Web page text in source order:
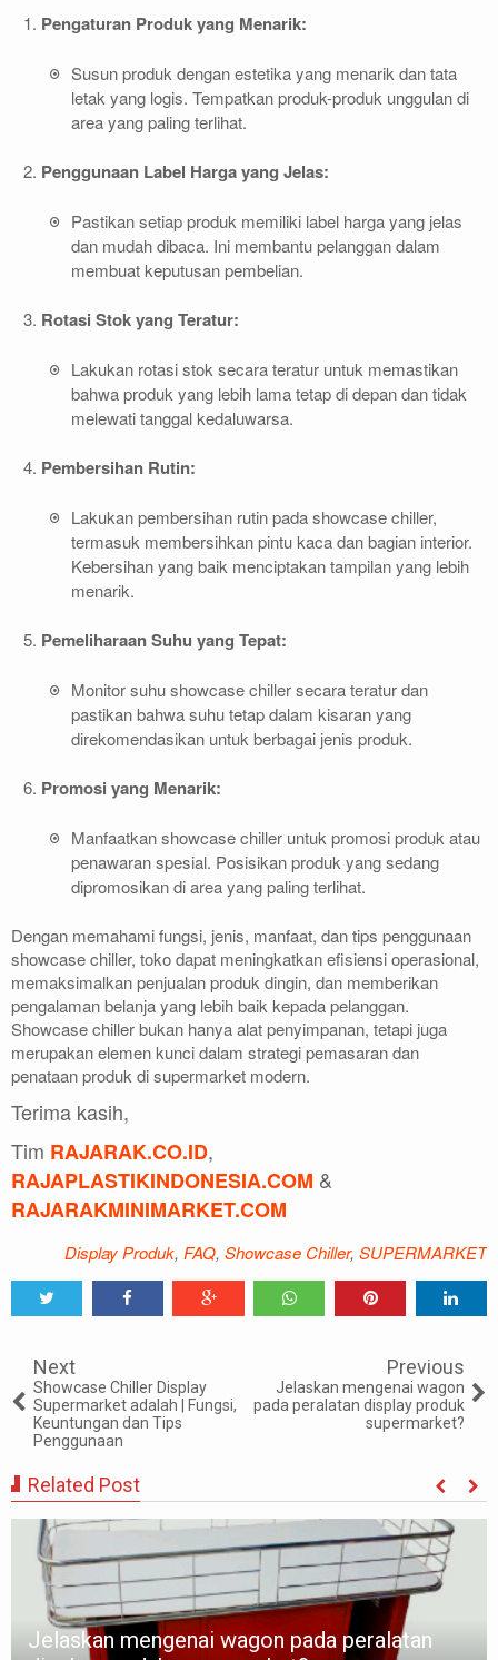
Pengaturan Produk yang Menarik:
Susun produk dengan estetika yang menarik dan tata
letak yang logis. Tempatkan produk-produk unggulan di
area yang paling terlihat.
Penggunaan Label Harga yang Jelas:
Pastikan setiap produk memiliki label harga yang jelas
dan mudah dibaca. Ini membantu pelanggan dalam
membuat keputusan pembelian.
Rotasi Stok yang Teratur:
Lakukan rotasi stok secara teratur untuk memastikan
bahwa produk yang lebih lama tetap di depan dan tidak
melewati tanggal kedaluwarsa.
Pembersihan Rutin:
Lakukan pembersihan rutin pada showcase chiller,
termasuk membersihkan pintu kaca dan bagian interior.
Kebersihan yang baik menciptakan tampilan yang lebih
menarik.
Pemeliharaan Suhu yang Tepat:
Monitor suhu showcase chiller secara teratur dan
pastikan bahwa suhu tetap dalam kisaran yang
direkomendasikan untuk berbagai jenis produk.
Promosi yang Menarik:
Manfaatkan showcase chiller untuk promosi produk atau
penawaran spesial. Posisikan produk yang sedang
dipromosikan di area yang paling terlihat.
Dengan memahami fungsi, jenis, manfaat, dan tips penggunaan
showcase chiller, toko dapat meningkatkan efisiensi operasional,
memaksimalkan penjualan produk dingin, dan memberikan
pengalaman belanja yang lebih baik kepada pelanggan.
Showcase chiller bukan hanya alat penyimpanan, tetapi juga
merupakan elemen kunci dalam strategi pemasaran dan
penataan produk di supermarket modern.
Terima kasih,
Tim RAJARAK.CO.ID,
RAJAPLASTIKINDONESIA.COM &
RAJARAKMINIMARKET.COM
Display Produk, FAQ, Showcase Chiller, SUPERMARKET
Next
Showcase Chiller Display
Supermarket adalah | Fungsi,
Keuntungan dan Tips
Penggunaan
Previous
Jelaskan mengenai wagon
pada peralatan display produk
supermarket?
Related Post
Jelaskan mengenai wagon pada peralatan